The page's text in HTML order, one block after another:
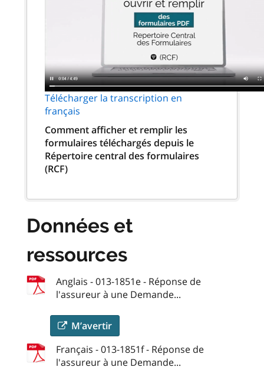
Télécharger la transcription en
français
Comment afficher et remplir les
formulaires téléchargés depuis le
Répertoire central des formulaires
(RCF)
Données et
ressources
Anglais - 013-1851e - Réponse de
l'assureur à une Demande...
M’avertir
Français - 013-1851f - Réponse de
l'assureur à une Demande...